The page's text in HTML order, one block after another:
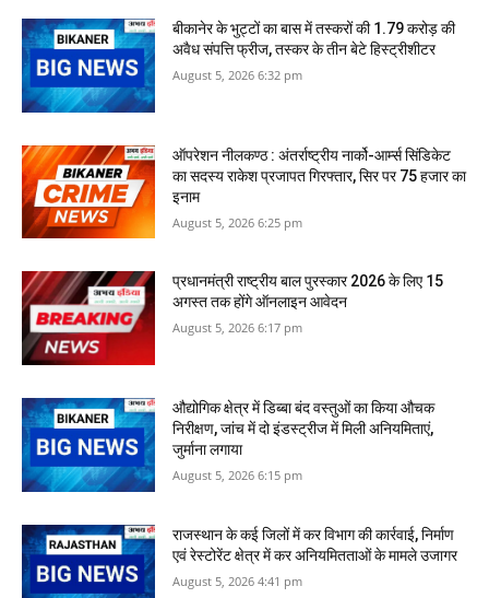
बीकानेर के भुट्टों का बास में तस्‍करों की 1.79 करोड़ की
अवैध संपत्ति फ्रीज, तस्‍कर के तीन बेटे हिस्‍ट्रीशीटर
August 5, 2026 6:32 pm
ऑपरेशन नीलकण्ठ : अंतर्राष्ट्रीय नार्को-आर्म्स सिंडिकेट
का सदस्य राकेश प्रजापत गिरफ्तार, सिर पर 75 हजार का
इनाम
August 5, 2026 6:25 pm
प्रधानमंत्री राष्ट्रीय बाल पुरस्कार 2026 के लिए 15
अगस्त तक होंगे ऑनलाइन आवेदन
August 5, 2026 6:17 pm
औद्योगिक क्षेत्र में डिब्बा बंद वस्तुओं का किया औचक
निरीक्षण, जांच में दो इंडस्ट्रीज में मिली अनियमिताएं,
जुर्माना लगाया
August 5, 2026 6:15 pm
राजस्‍थान के कई जिलों में कर विभाग की कार्रवाई, निर्माण
एवं रेस्टोरेंट क्षेत्र में कर अनियमितताओं के मामले उजागर
August 5, 2026 4:41 pm